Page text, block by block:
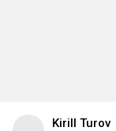
Kirill Turov